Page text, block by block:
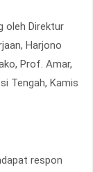
oleh Direktur
Harjono
Prof. Amar,
Tengah, Kamis
respon